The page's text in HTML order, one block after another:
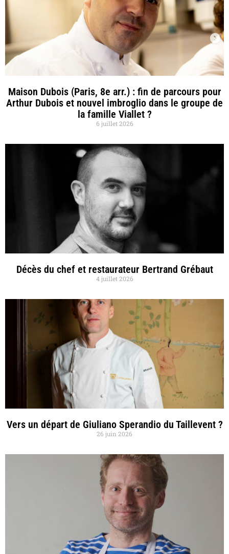
Maison Dubois (Paris, 8e arr.) : fin de parcours pour
Arthur Dubois et nouvel imbroglio dans le groupe de
la famille Viallet ?
6 juillet 2026
Décès du chef et restaurateur Bertrand Grébaut
4 juillet 2026
Vers un départ de Giuliano Sperandio du Taillevent ?
26 juin 2026